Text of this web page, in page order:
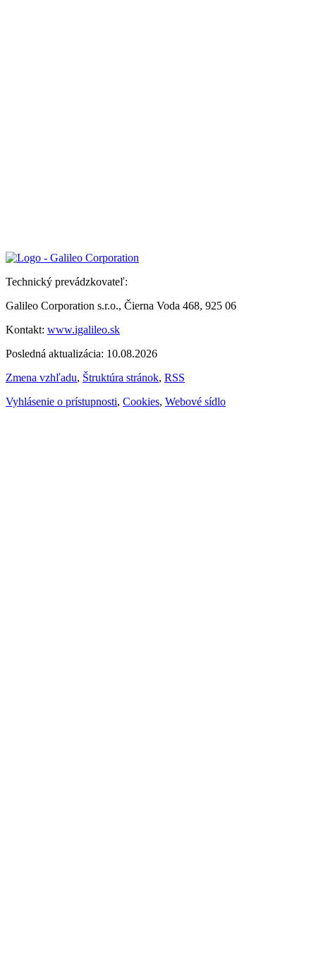
Technický prevádzkovateľ:
Galileo Corporation s.r.o., Čierna Voda 468, 925 06
Kontakt: www.igalileo.sk
Posledná aktualizácia: 10.08.2026
Zmena vzhľadu, Štruktúra stránok, RSS
Vyhlásenie o prístupnosti, Cookies, Webové sídlo